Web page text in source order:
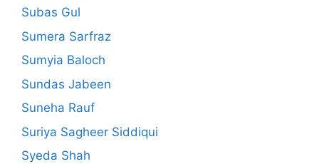
Subas Gul
Sumera Sarfraz
Sumyia Baloch
Sundas Jabeen
Suneha Rauf
Suriya Sagheer Siddiqui
Syeda Shah